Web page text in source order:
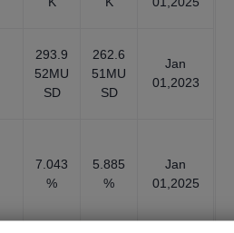
293.9
52MU
SD
262.6
51MU
SD
Jan
01,2023
7.043
%
5.885
%
Jan
01,2025